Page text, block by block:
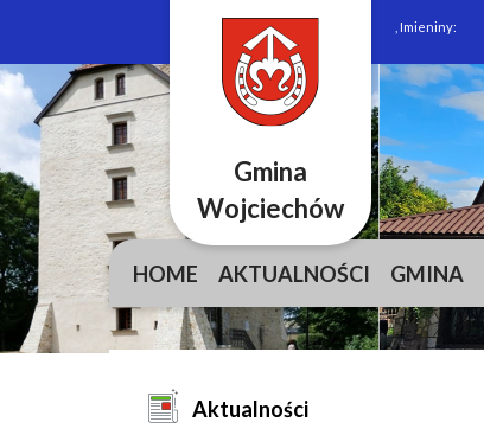
Gmina
Wojciechów
, Imieniny:
HOME AKTUALNOŚCI GMINA
Aktualności